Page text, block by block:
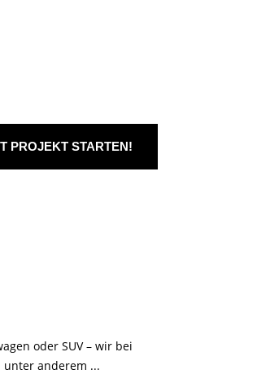
PROJEKT STARTEN!
oder SUV – wir bei
unter anderem